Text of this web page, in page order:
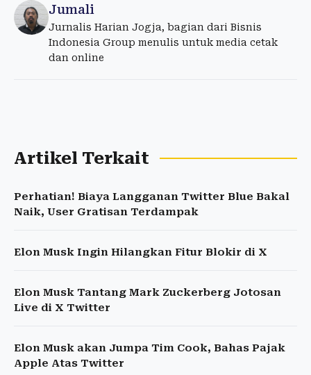
Jumali
Jurnalis Harian Jogja, bagian dari Bisnis
Indonesia Group menulis untuk media cetak
dan online
Artikel Terkait
Perhatian! Biaya Langganan Twitter Blue Bakal
Naik, User Gratisan Terdampak
Elon Musk Ingin Hilangkan Fitur Blokir di X
Elon Musk Tantang Mark Zuckerberg Jotosan
Live di X Twitter
Elon Musk akan Jumpa Tim Cook, Bahas Pajak
Apple Atas Twitter